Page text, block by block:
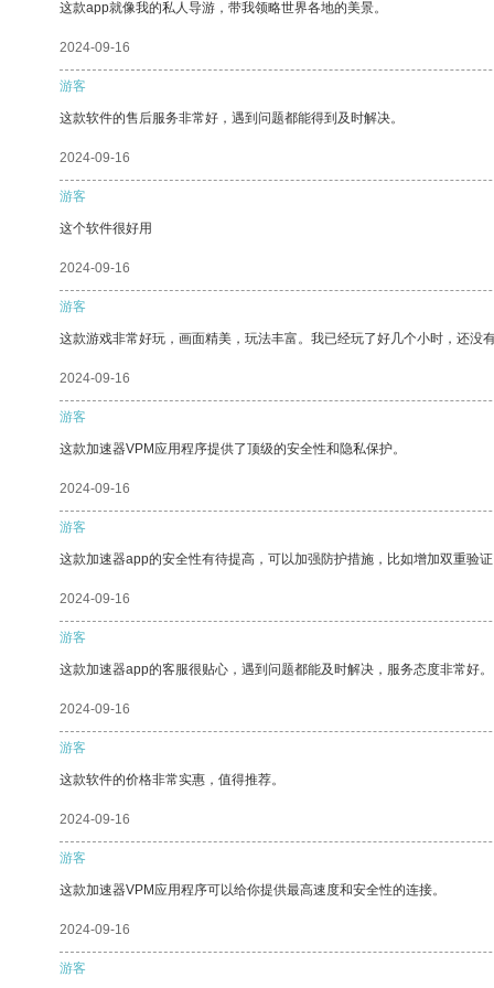
这款app就像我的私人导游，带我领略世界各地的美景。
2024-09-16
游客
这款软件的售后服务非常好，遇到问题都能得到及时解决。
2024-09-16
游客
这个软件很好用
2024-09-16
游客
这款游戏非常好玩，画面精美，玩法丰富。我已经玩了好几个小时，还没
2024-09-16
游客
这款加速器VPM应用程序提供了顶级的安全性和隐私保护。
2024-09-16
游客
这款加速器app的安全性有待提高，可以加强防护措施，比如增加双重验
2024-09-16
游客
这款加速器app的客服很贴心，遇到问题都能及时解决，服务态度非常好。
2024-09-16
游客
这款软件的价格非常实惠，值得推荐。
2024-09-16
游客
这款加速器VPM应用程序可以给你提供最高速度和安全性的连接。
2024-09-16
游客